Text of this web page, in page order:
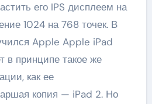
его IPS дисплеем на
1024 на 768 точек. В
Apple Apple iPad
в принципе такое же
как ее
копия — iPad 2. Но